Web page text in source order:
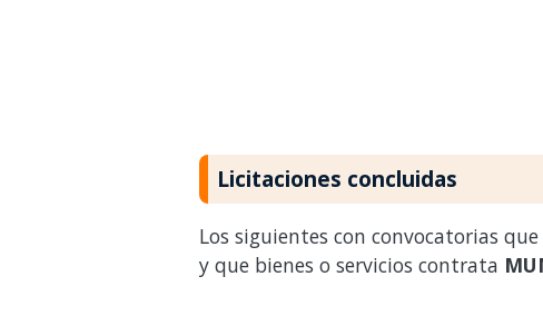
Licitaciones concluidas
Los siguientes con convocatorias
y que bienes o servicios contrata